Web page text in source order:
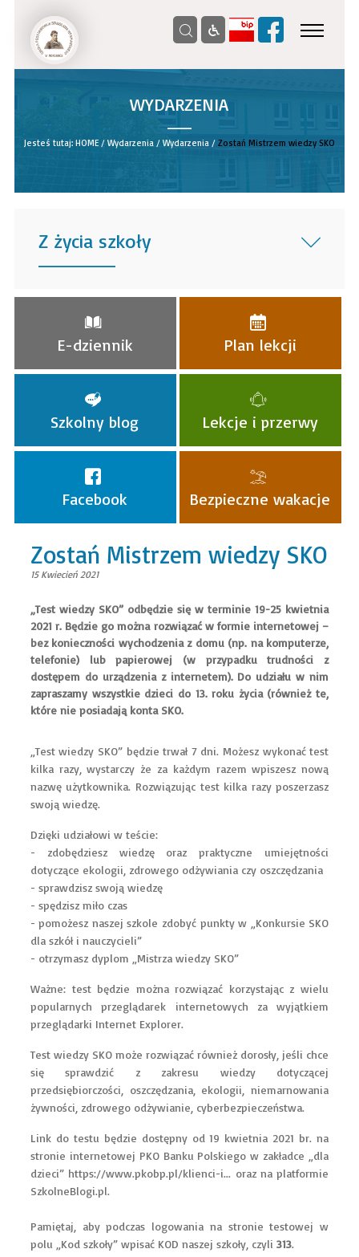
WYDARZENIA
__
Jesteś tutaj: HOME/ Wydarzenia/ Wydarzenia/ Zostań Mistrzem wiedzy SKO
Z życia szkoły
______
E-dziennik Plan lekcji
Szkolny blog Lekcje i przerwy
Facebook Bezpieczne wakacje
Zostań Mistrzem wiedzy SKO
15 Kwiecień 2021
„Test wiedzy SKO” odbędzie się w terminie 19-25 kwietnia
2021 r. Będzie go można rozwiązać w formie internetowej –
bez konieczności wychodzenia z domu (np. na komputerze,
telefonie) lub papierowej (w przypadku trudności z
dostępem do urządzenia z internetem). Do udziału w nim
zapraszamy wszystkie dzieci do 13. roku życia (również te,
które nie posiadają konta SKO.
„Test wiedzy SKO” będzie trwał 7 dni. Możesz wykonać test
kilka razy, wystarczy że za każdym razem wpiszesz nową
nazwę użytkownika. Rozwiązując test kilka razy poszerzasz
swoją wiedzę.
Dzięki udziałowi w teście:
- zdobędziesz wiedzę oraz praktyczne umiejętności
dotyczące ekologii, zdrowego odżywiania czy oszczędzania
- sprawdzisz swoją wiedzę
- spędzisz miło czas
- pomożesz naszej szkole zdobyć punkty w „Konkursie SKO
dla szkół i nauczycieli”
- otrzymasz dyplom „Mistrza wiedzy SKO”
Ważne: test będzie można rozwiązać korzystając z wielu
popularnych przeglądarek internetowych za wyjątkiem
przeglądarki Internet Explorer.
Test wiedzy SKO może rozwiązać również dorosły, jeśli chce
się sprawdzić z zakresu wiedzy dotyczącej
przedsiębiorczości, oszczędzania, ekologii, niemarnowania
żywności, zdrowego odżywianie, cyberbezpieczeństwa.
Link do testu będzie dostępny od 19 kwietnia 2021 br. na
stronie internetowej PKO Banku Polskiego w zakładce „dla
dzieci” https://www.pkobp.pl/klienci-i... oraz na platformie
SzkolneBlogi.pl.
Pamiętaj, aby podczas logowania na stronie testowej w
polu „Kod szkoły” wpisać KOD naszej szkoły, czyli 313.